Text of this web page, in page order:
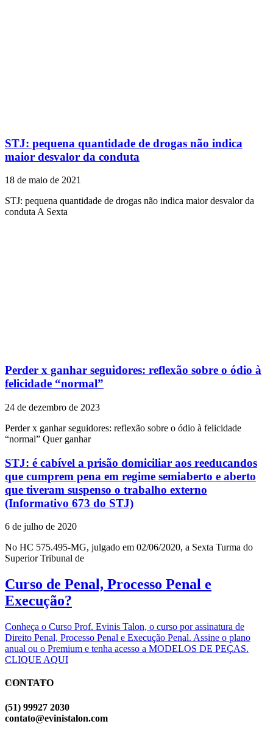
STJ: pequena quantidade de drogas não indica
maior desvalor da conduta
18 de maio de 2021
STJ: pequena quantidade de drogas não indica maior desvalor da
conduta A Sexta
Perder x ganhar seguidores: reflexão sobre o ódio à
felicidade “normal”
24 de dezembro de 2023
Perder x ganhar seguidores: reflexão sobre o ódio à felicidade
“normal” Quer ganhar
STJ: é cabível a prisão domiciliar aos reeducandos
que cumprem pena em regime semiaberto e aberto
que tiveram suspenso o trabalho externo
(Informativo 673 do STJ)
6 de julho de 2020
No HC 575.495-MG, julgado em 02/06/2020, a Sexta Turma do
Superior Tribunal de
Curso de Penal, Processo Penal e
Execução?
Conheça o Curso Prof. Evinis Talon, o curso por assinatura de
Direito Penal, Processo Penal e Execução Penal. Assine o plano
anual ou o Premium e tenha acesso a MODELOS DE PEÇAS.
CLIQUE AQUI
EVINIS TALON
CONTATO
(51) 99927 2030
contato@evinistalon.com